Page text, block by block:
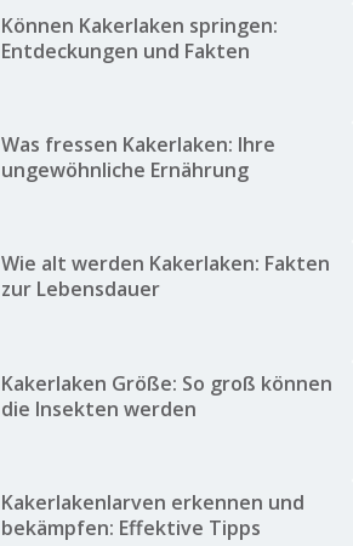
Können Kakerlaken springen:
Entdeckungen und Fakten
Was fressen Kakerlaken: Ihre
ungewöhnliche Ernährung
Wie alt werden Kakerlaken: Fakten
zur Lebensdauer
Kakerlaken Größe: So groß können
die Insekten werden
Kakerlakenlarven erkennen und
bekämpfen: Effektive Tipps